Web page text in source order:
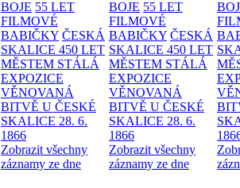
BOJE 55 LET
FILMOVÉ
BABIČKY ČESKÁ
SKALICE 450 LET
MĚSTEM STÁLÁ
EXPOZICE
VĚNOVANÁ
BITVĚ U ČESKÉ
SKALICE 28. 6.
1866
Zobrazit všechny
záznamy ze dne
BOJE 55 LET
FILMOVÉ
BABIČKY ČESKÁ
SKALICE 450 LET
MĚSTEM STÁLÁ
EXPOZICE
VĚNOVANÁ
BITVĚ U ČESKÉ
SKALICE 28. 6.
1866
Zobrazit všechny
záznamy ze dne